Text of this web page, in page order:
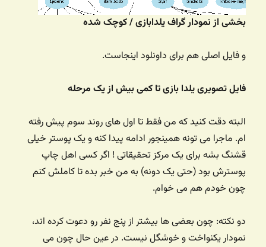
بخشی از نمودار گراف یلدابازی / کوچک شده
و فایل اصلی هم برای داونلود اینجاست.
فایل تصویری یلدا بازی تا کمی بیش از یک مرحله
البته دقت کنید که من فقط تا اول های روند سوم پیش رفته
ام. ماجرا می تونه همینجور ادامه پیدا کنه و یک پوستر خیلی
قشنگ بشه برای یک مرکز تحقیقاتی ! اگر کسی اهل چاپ
پوسترش بود (حتی یک دونه) به من خبر بده تا کاملش کنم
چون خودم هم می خوام.
دو نکته: چون بعضی ها بیشتر از پنج نفر رو دعوت کرده اند،
نمودار یکنواخت و خوشگل نیست. در عین حال چون می